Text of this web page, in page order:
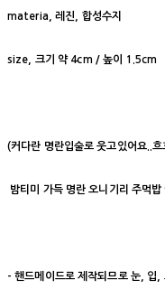
materia, 레진, 합성수지
size, 크기 약 4cm / 높이 1.5cm
(커다란 명란입술로 웃고있어요..흐
밤티미 가득 명란 오니기리 주먹
- 핸드메이드로 제작되므로 눈, 입,